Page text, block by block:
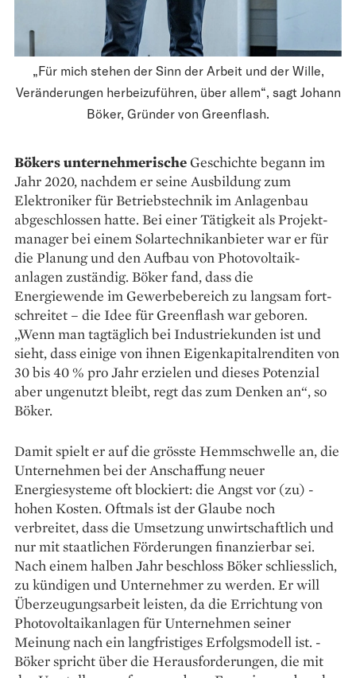
„Für mich stehen der Sinn der Arbeit und der Wille,
Veränderungen herbeizuführen, über allem“, sagt Johann
Böker, Gründer von Greenflash.
Bökers unternehmerische­Geschichte begann im
Jahr 2020, nachdem er seine Ausbildung zum
Elektroniker für Betriebstechnik im Anlagenbau
abgeschlossen hatte. Bei einer Tätigkeit als Projekt­
manager bei einem Solartechnik­anbieter war er für
die Planung und den Aufbau von Photovoltaik­­­
anlagen zuständig. ­Böker fand, dass die
Energiewende im Gewerbe­bereich zu langsam fort­
schreitet – die Idee für Greenflash war geboren.
„Wenn man tagtäglich bei ­Industriekunden ist und
sieht, dass einige von ihnen Eigen­kapital­renditen von
30 bis 40 % pro Jahr ­erzielen und dieses Potenzial
aber ungenutzt bleibt, regt das zum ­Denken an“, so
Böker.
Damit spielt er auf die grösste Hemmschwelle an, die
Unternehmen bei der Anschaffung neuer
Energiesysteme oft blockiert: die Angst vor (zu) ­
hohen Kosten. Oftmals ist der Glaube noch
verbreitet, dass die Umsetzung unwirtschaftlich und
nur mit staatlichen Förderungen ­finanzierbar sei.
Nach ­einem halben Jahr beschloss ­Böker ­schliesslich,
zu ­kündigen und Unternehmer zu werden. Er will
Überzeugungs­arbeit leisten, da die Errichtung von
Photovoltaik­anlagen für Unternehmen ­seiner
Meinung nach ein langfristiges Erfolgsmodell ist. ­
Böker spricht über die Herausforderungen, die mit